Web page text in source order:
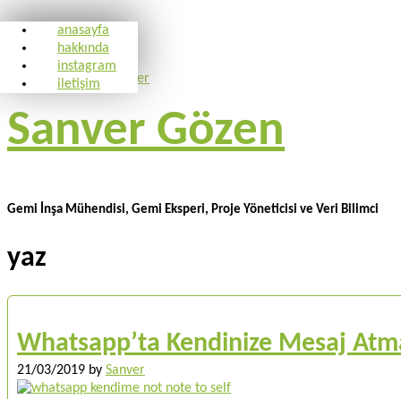
anasayfa
hakkında
instagram
iletişim
Sanver Gözen
Gemi İnşa Mühendisi, Gemi Eksperi, Proje Yöneticisi ve Veri Bilimci
yaz
Whatsapp’ta Kendinize Mesaj
21/03/2019 by Sanver